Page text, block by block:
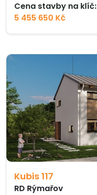
Cena stavby na klíč:
5 455 650 Kč
Kubis 117
RD Rýmařov